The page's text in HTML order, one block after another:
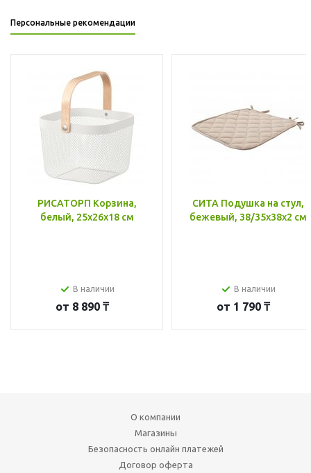
Персональные рекомендации
РИСАТОРП Корзина,
белый, 25x26x18 см
В наличии
от 8 890 ₸
СИТА Подушка на стул,
бежевый, 38/35x38x2 см
В наличии
от 1 790 ₸
О компании
Магазины
Безопасность онлайн платежей
Договор оферта